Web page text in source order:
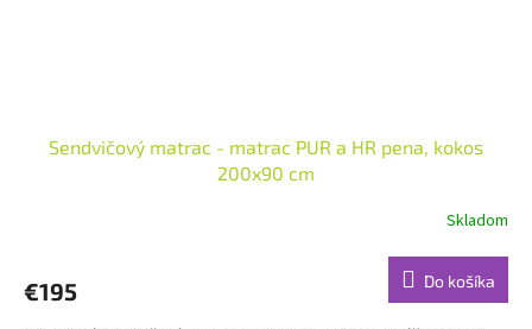
Sendvičový matrac - matrac PUR a HR pena, kokos
200x90 cm
Skladom
€195 Do košíka